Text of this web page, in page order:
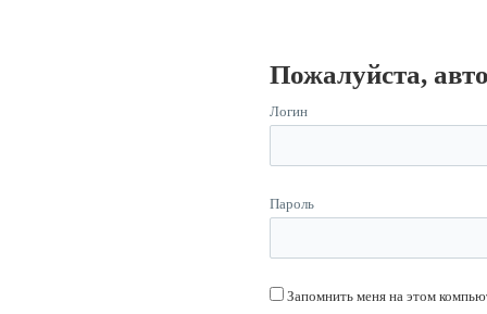
Пожалуйста,
Логин
Пароль
Запомнить меня на этом